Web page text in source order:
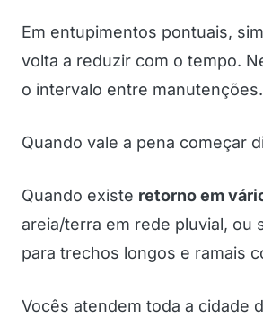
Em entupimentos pontuais,
volta a reduzir com o tempo.
o intervalo entre manutenções.
Quando vale a pena começar
Quando existe retorno em
areia/terra em rede pluvial, ou
para trechos longos e ramais
Vocês atendem toda a cidade